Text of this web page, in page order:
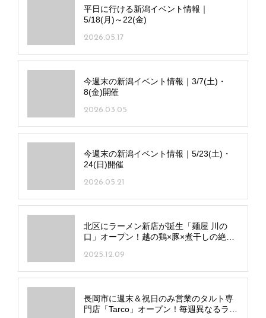
平日に行ける新潟イベント情報｜
5/18(月)～22(金)
2026.05.17
今週末の新潟イベント情報｜3/7(土)・
8(金)開催
2026.03.05
今週末の新潟イベント情報｜5/23(土)・
24(日)開催
2026.05.21
北区にラーメン新店が誕生「麺屋 川の
口」オープン！越の鶏×豚×煮干しの絶品
2025.12.09
長岡市に週末＆祝日のみ営業のタルト専
門店「Tarco」オープン！毎週異なるライ